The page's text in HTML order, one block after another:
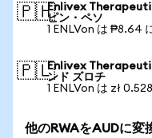
🇵🇭Enlivex
ピン・ペソ
1 ENLVon は ₱8.64
🇵🇱Enlivex
ンド ズロチ
1 ENLVon は zł
他のRWAをAUDに変